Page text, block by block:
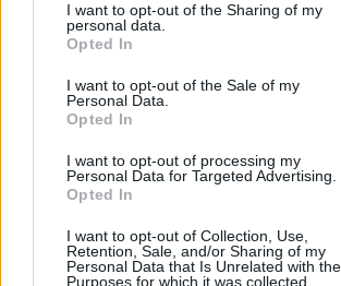
not limited to your visit or usage behaviour.
grant or deny consent to Google and its
use your data for below specified purposes
consent section.
I want to opt-out of the Sharing of my
personal data.
Opted In
I want to opt-out of the Sale of my
Personal Data.
Opted In
I want to opt-out of processing my
Personal Data for Targeted Advertising.
Opted In
I want to opt-out of Collection, Use,
Retention, Sale, and/or Sharing of my
Personal Data that Is Unrelated with the
Purposes for which it was collected.